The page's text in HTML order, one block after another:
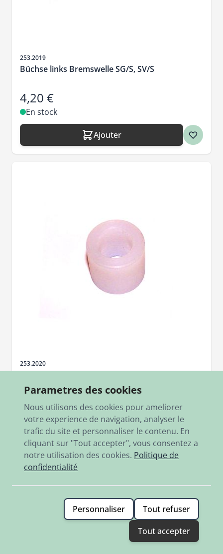
SKU
253.2019
Büchse links Bremswelle SG/S, SV/S
4,20 €
En stock
Ajouter
SKU
253.2020
Büchse rechts Bremswelle SG/S, SV/S
4,20 €
En stock
Ajouter
Parametres des cookies
Nous utilisons des cookies pour ameliorer
votre experience de navigation, analyser le
trafic du site et personnaliser le contenu. En
cliquant sur "Tout accepter", vous consentez a
notre utilisation des cookies. Politique de
confidentialité
Personnaliser
Tout refuser
Tout accepter